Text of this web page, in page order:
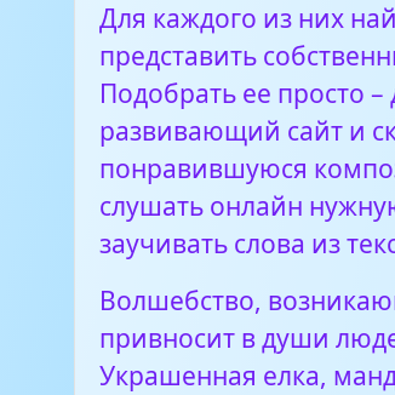
Для каждого из них
представить
Подобрать ее просто –
развивающий сайт и
понравившуюся
слушать онлайн
заучивать слова из
Волшебство,
привносит в души
Украшенная елка,